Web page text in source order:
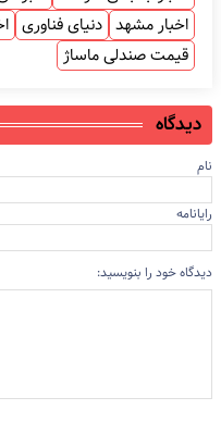
اخبار مشهد دنیای فناوری
قیمت صندلی ماساژ
دیدگاه
نام
رایانامه
دیدگاه خود را بنویسید: